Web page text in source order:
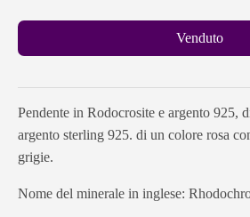
Venduto
Pendente in Rodocrosite e argento 925,
argento sterling 925. di un colore rosa
grigie.
Nome del minerale in inglese: